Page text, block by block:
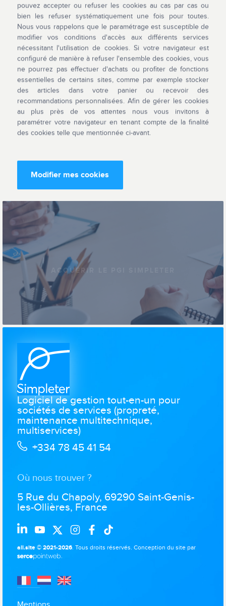
pouvez accepter ou refuser les cookies au cas par cas ou
bien les refuser systématiquement une fois pour toutes.
Nous vous rappelons que le paramétrage est susceptible de
modifier vos conditions d'accès aux différents services
nécessitant l'utilisation de cookies. Si votre navigateur est
configuré de manière à refuser l'ensemble des cookies, vous
ne pourrez pas effectuer d'achats ou profiter de fonctions
essentielles de certains sites, comme par exemple stocker
des articles dans votre panier ou recevoir des
recommandations personnalisées. Afin de gérer les cookies
au plus près de vos attentes nous vous invitons à
paramétrer votre navigateur en tenant compte de la finalité
des cookies telle que mentionnée ci-avant.
Modifier mes cookies
ACQUÉRIR LE PGI SIMPLETER
Commençons dès maintenant
à simplifier votre entreprise !
Logiciel de gestion tout-en-un pour
sociétés de services (propreté,
maintenance multitechnique,
multiservices)
+334 78 45 41 54
Où nous trouver ?
5 Rue du Chapoly, 69290 Saint-Genis-
les-Ollières, France
all.site © 2021-2026. Tous droits réservés. Conception du site par
.